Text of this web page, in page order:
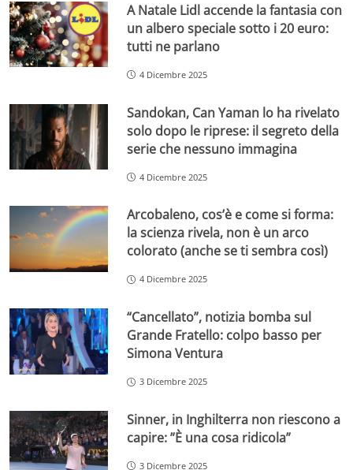
A Natale Lidl accende la fantasia con
un albero speciale sotto i 20 euro:
tutti ne parlano
4 Dicembre 2025
Sandokan, Can Yaman lo ha rivelato
solo dopo le riprese: il segreto della
serie che nessuno immagina
4 Dicembre 2025
Arcobaleno, cos’è e come si forma:
la scienza rivela, non è un arco
colorato (anche se ti sembra così)
4 Dicembre 2025
“Cancellato”, notizia bomba sul
Grande Fratello: colpo basso per
Simona Ventura
3 Dicembre 2025
Sinner, in Inghilterra non riescono a
capire: ”È una cosa ridicola”
3 Dicembre 2025